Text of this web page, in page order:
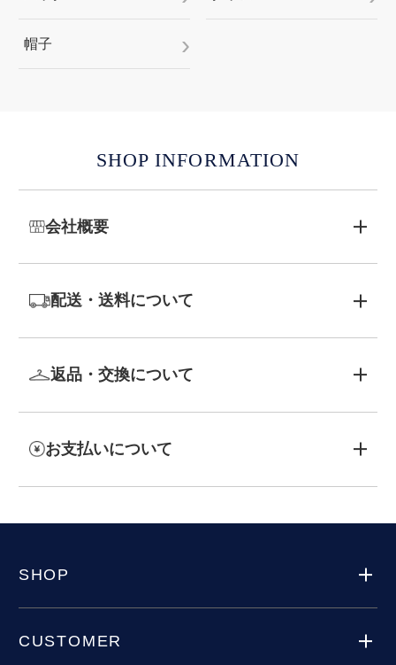
帽子
SHOP INFORMATION
会社概要
配送・送料について
返品・交換について
お支払いについて
SHOP
CUSTOMER